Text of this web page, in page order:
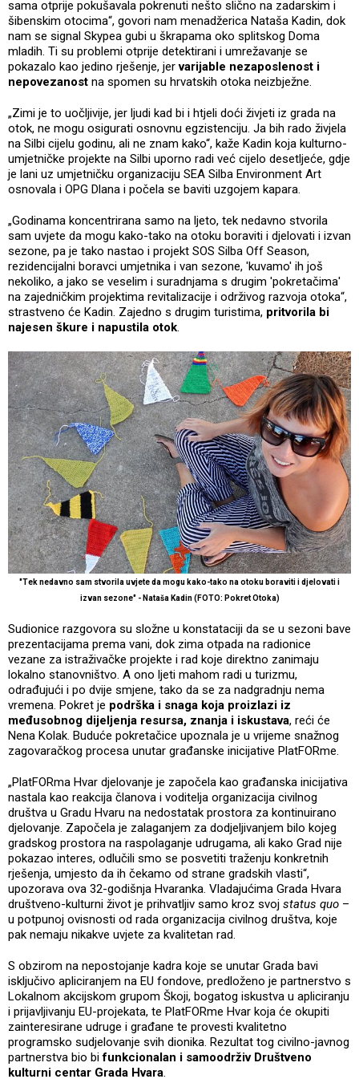
sama otprije pokušavala pokrenuti nešto slično na zadarskim i
šibenskim otocima“, govori nam menadžerica Nataša Kadin, dok
nam se signal Skypea gubi u škrapama oko splitskog Doma
mladih. Ti su problemi otprije detektirani i umrežavanje se
pokazalo kao jedino rješenje, jervarijable nezaposlenost i
nepovezanost na spomen su hrvatskih otoka neizbježne.
„Zimi je to uočljivije, jer ljudi kad bi i htjeli doći živjeti iz grada na
otok, ne mogu osigurati osnovnu egzistenciju. Ja bih rado živjela
na Silbi cijelu godinu, ali ne znam kako“, kaže Kadin koja kulturno-
umjetničke projekte na Silbi uporno radi već cijelo desetljeće, gdje
je lani uz umjetničku organizaciju SEA Silba Environment Art
osnovala i OPG Dlana i počela se baviti uzgojem kapara.
„Godinama koncentrirana samo na ljeto, tek nedavno stvorila
sam uvjete da mogu kako-tako na otoku boraviti i djelovati i izvan
sezone, pa je tako nastao i projekt SOS Silba Off Season,
rezidencijalni boravci umjetnika i van sezone, 'kuvamo' ih još
nekoliko, a jako se veselim i suradnjama s drugim 'pokretačima'
na zajedničkim projektima revitalizacije i održivog razvoja otoka“,
strastveno će Kadin. Zajedno s drugim turistima, pritvorila bi
najesen škure i napustila otok.
"Tek nedavno sam stvorila uvjete da mogu kako-tako na otoku boraviti i djelovati i
izvan sezone" - Nataša Kadin (FOTO: Pokret Otoka)
Sudionice razgovora su složne u konstataciji da se u sezoni bave
prezentacijama prema vani, dok zima otpada na radionice
vezane za istraživačke projekte i rad koje direktno zanimaju
lokalno stanovništvo. A ono ljeti mahom radi u turizmu,
odrađujući i po dvije smjene, tako da se za nadgradnju nema
vremena. Pokret je podrška i snaga koja proizlazi iz
međusobnog dijeljenja resursa, znanja i iskustava, reći će
Nena Kolak. Buduće pokretačice upoznala je u vrijeme snažnog
zagovaračkog procesa unutar građanske inicijative PlatFORme.
„PlatFORma Hvar djelovanje je započela kao građanska inicijativa
nastala kao reakcija članova i voditelja organizacija civilnog
društva u Gradu Hvaru na nedostatak prostora za kontinuirano
djelovanje. Započela je zalaganjem za dodjeljivanjem bilo kojeg
gradskog prostora na raspolaganje udrugama, ali kako Grad nije
pokazao interes, odlučili smo se posvetiti traženju konkretnih
rješenja, umjesto da ih čekamo od strane gradskih vlasti“,
upozorava ova 32-godišnja Hvaranka. Vladajućima Grada Hvara
društveno-kulturni život je prihvatljiv samo kroz svoj status quo –
u potpunoj ovisnosti od rada organizacija civilnog društva, koje
pak nemaju nikakve uvjete za kvalitetan rad.
S obzirom na nepostojanje kadra koje se unutar Grada bavi
isključivo apliciranjem na EU fondove, predloženo je partnerstvo s
Lokalnom akcijskom grupom Škoji, bogatog iskustva u apliciranju
i prijavljivanju EU-projekata, te PlatFORme Hvar koja će okupiti
zainteresirane udruge i građane te provesti kvalitetno
programsko sudjelovanje svih dionika. Rezultat tog civilno-javnog
partnerstva bio bifunkcionalan i samoodrživ Društveno
kulturni centar Grada Hvara.